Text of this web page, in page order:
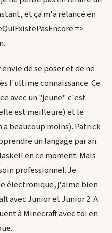
et ça m'a relancé en
=>
envie de se poser et de ne
l'ultime connaissance. Ce
avec un "jeune" c'est
est meilleure) et le
a beaucoup moins). Patrick
un langage par an.
en ce moment. Mais
professionnel. Je
électronique, j'aime bien
avec Junior et Junior 2. A
à Minecraft avec toi en